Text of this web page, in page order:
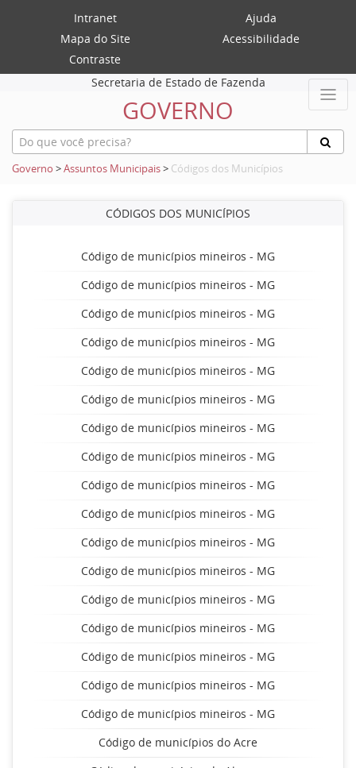
Intranet
Ajuda
Mapa do Site
Acessibilidade
Contraste
Secretaria de Estado de Fazenda
GOVERNO
Governo >Assuntos Municipais> Códigos dos Municípios
CÓDIGOS DOS MUNICÍPIOS
Código de municípios mineiros - MG
Código de municípios mineiros - MG
Código de municípios mineiros - MG
Código de municípios mineiros - MG
Código de municípios mineiros - MG
Código de municípios mineiros - MG
Código de municípios mineiros - MG
Código de municípios mineiros - MG
Código de municípios mineiros - MG
Código de municípios mineiros - MG
Código de municípios mineiros - MG
Código de municípios mineiros - MG
Código de municípios mineiros - MG
Código de municípios mineiros - MG
Código de municípios mineiros - MG
Código de municípios mineiros - MG
Código de municípios mineiros - MG
Código de municípios do Acre